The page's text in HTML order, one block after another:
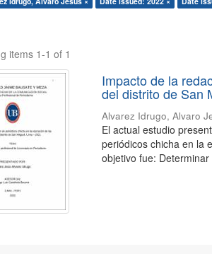
items 1-1 of 1
Impacto de la
del distrito de San
Alvarez Idrugo, Alvaro
El actual estudio
periódicos chicha en la
objetivo fue: